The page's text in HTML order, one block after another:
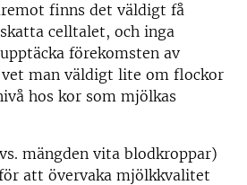
finns det väldigt få
celltalet, och inga
förekomsten av
man väldigt lite om flockor
hos kor som mjölkas
mängden vita blodkroppar)
att övervaka mjölkkvalitet